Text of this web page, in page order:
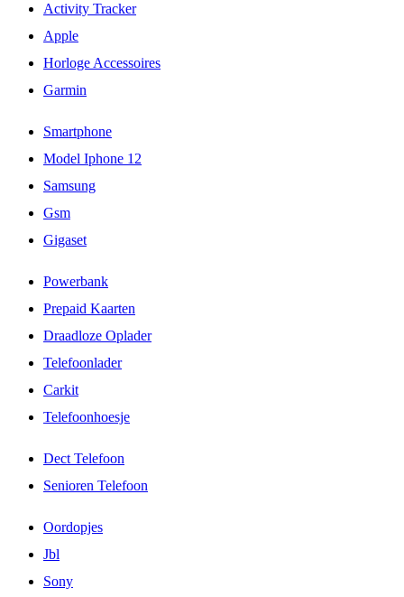
Activity Tracker
Apple
Horloge Accessoires
Garmin
Smartphone
Model Iphone 12
Samsung
Gsm
Gigaset
Powerbank
Prepaid Kaarten
Draadloze Oplader
Telefoonlader
Carkit
Telefoonhoesje
Dect Telefoon
Senioren Telefoon
Oordopjes
Jbl
Sony